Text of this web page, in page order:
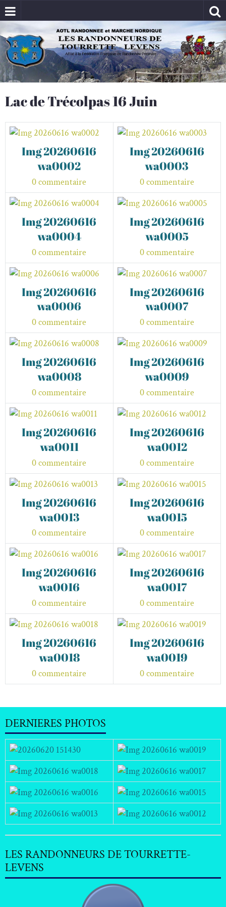
Lac de Trécolpas 16 Juin
Img 20260616
wa0002
0 commentaire
Img 20260616
wa0003
0 commentaire
Img 20260616
wa0004
0 commentaire
Img 20260616
wa0005
0 commentaire
Img 20260616
wa0006
0 commentaire
Img 20260616
wa0007
0 commentaire
Img 20260616
wa0008
0 commentaire
Img 20260616
wa0009
0 commentaire
Img 20260616
wa0011
0 commentaire
Img 20260616
wa0012
0 commentaire
Img 20260616
wa0013
0 commentaire
Img 20260616
wa0015
0 commentaire
Img 20260616
wa0016
0 commentaire
Img 20260616
wa0017
0 commentaire
Img 20260616
wa0018
0 commentaire
Img 20260616
wa0019
0 commentaire
DERNIERES PHOTOS
LES RANDONNEURS DE TOURRETTE-
LEVENS